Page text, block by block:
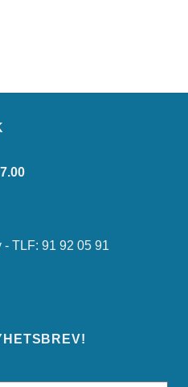
TLF: 91 92 05 91